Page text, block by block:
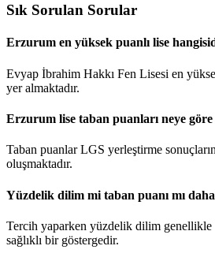
Sık Sorulan Sorular
Erzurum en yüksek puanlı lise
Evyap İbrahim Hakkı Fen Lisesi en
yer almaktadır.
Erzurum lise taban puanları neye
Taban puanlar LGS yerleştirme
oluşmaktadır.
Yüzdelik dilim mi taban puanı mı
Tercih yaparken yüzdelik dilim genellikle
sağlıklı bir göstergedir.